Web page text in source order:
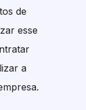
de
esse
a